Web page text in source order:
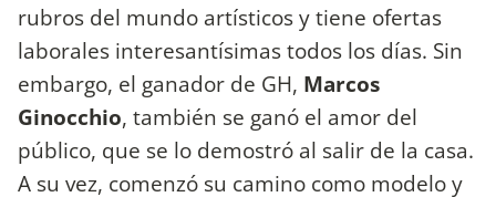
rubros del mundo artísticos y tiene ofertas
laborales interesantísimas todos los días. Sin
embargo, el ganador de GH, Marcos
Ginocchio, también se ganó el amor del
público, que se lo demostró al salir de la casa.
A su vez, comenzó su camino como modelo y